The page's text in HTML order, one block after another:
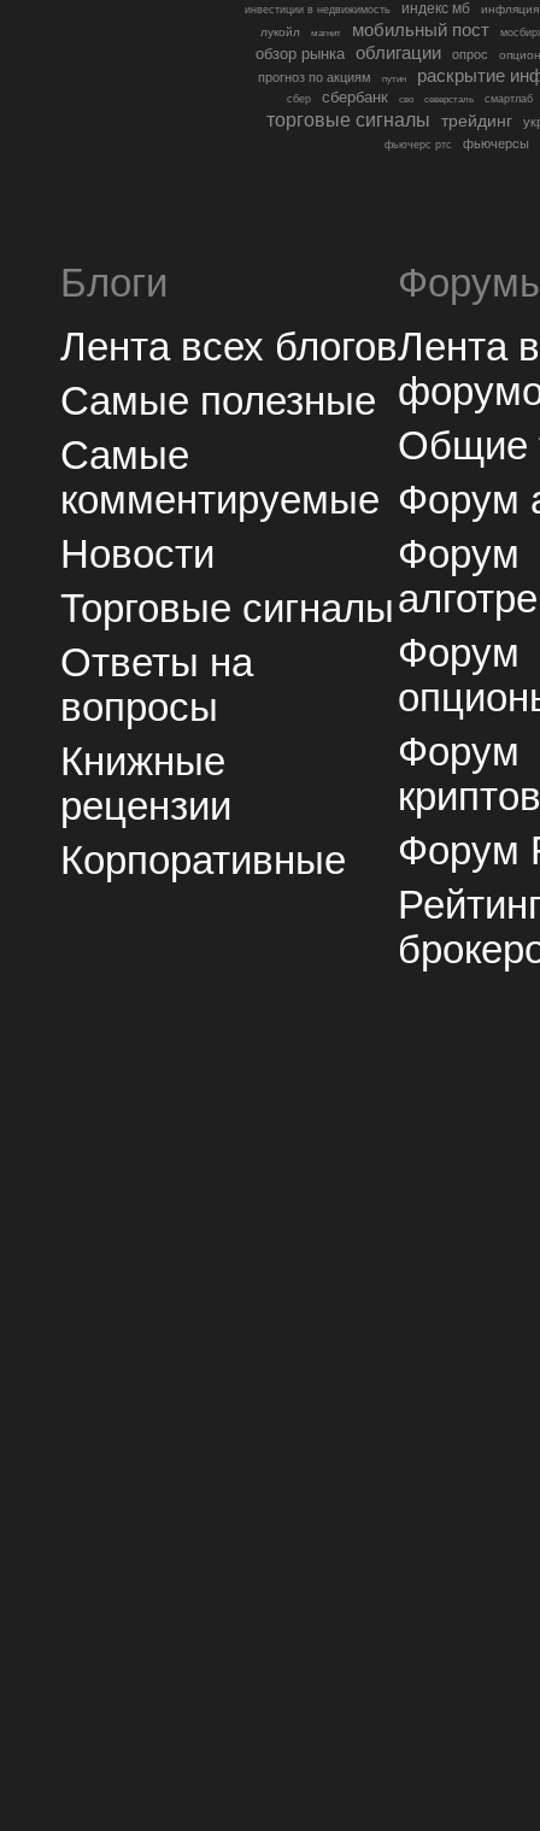
инвестиции в недвижимость индекс мб
инфляция
лукойл
магнит мобильный пост
обзор рынка облигации опрос
прогноз по акциям путин раскрытие
сбер сбербанк сво северсталь смартлаб
торговые сигналы трейдинг
фьючерс ртс фьючерсы
Блоги
Лента всех блогов
Самые полезные
Самые
комментируемые
Новости
Торговые сигналы
Ответы на
вопросы
Книжные
рецензии
Корпоративные
Лента
Общие
Форум
Форум
Форум
Форум
Форум